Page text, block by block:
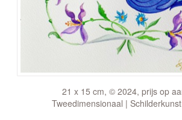
21 x 15 cm, © 2024, prijs op
Tweedimensionaal |